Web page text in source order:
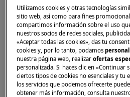
latoma de corriente.
Siempre tenga cuidado al
para electrodomésticos
personas para moverlos.
Utilice siempre guantes de
cerrado.
Utilizamos cookies y otras tecnologías
sitio web, así como para fines
compartimos información sobre el uso
nuestros socios de redes sociales,
«Aceptar todas las cookies», das tu
cookies y, por lo tanto, podamos
nuestra página web, realizarofertas
personalizada. Si haces clic en «Continuar
ciertos tipos de cookies no esenciales y tu
los servicios que podemos ofrecerte
obtener más información, consulta